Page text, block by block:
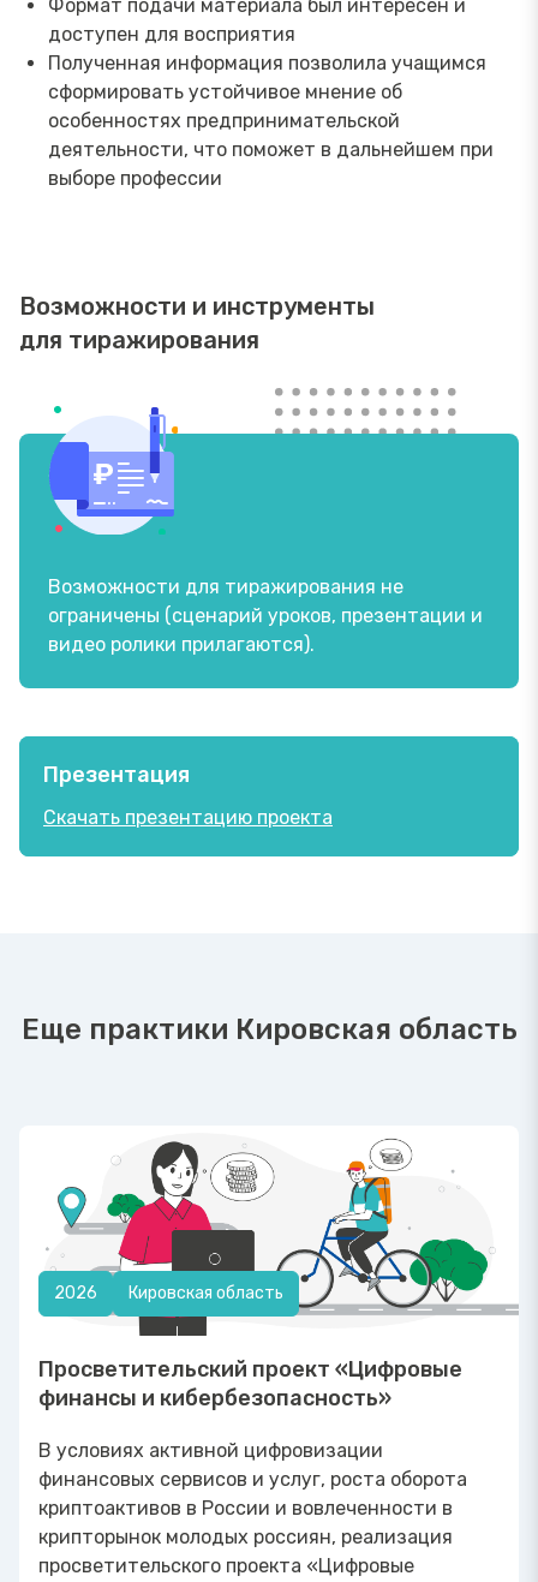
Формат подачи материала был интересен и
доступен для восприятия
Полученная информация позволила учащимся
сформировать устойчивое мнение об
особенностях предпринимательской
деятельности, что поможет в дальнейшем при
выборе профессии
Возможности и инструменты
для тиражирования
Возможности для тиражирования не
ограничены (сценарий уроков, презентации и
видео ролики прилагаются).
Презентация
Скачать презентацию проекта
Еще практики Кировская область
2026 Кировская область
Просветительский проект «Цифровые
финансы и кибербезопасность»
В условиях активной цифровизации
финансовых сервисов и услуг, роста оборота
криптоактивов в России и вовлеченности в
крипторынок молодых россиян, реализация
просветительского проекта «Цифровые